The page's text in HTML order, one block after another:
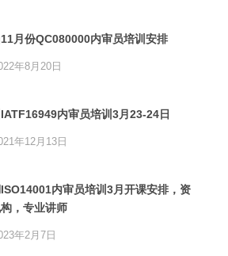
月份QC080000内审员培训安排
年8月20日
内审员培训3月23-24日
年12月13日
内审员培训3月开课安排，资
，专业讲师
年2月7日